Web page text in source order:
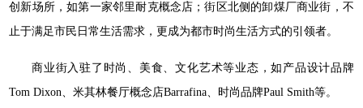
创新场所，如第一家邻里耐克概念店；街区北侧的卸煤厂商业街，不
止于满足市民日常生活需求，更成为都市时尚生活方式的引领者。
商业街入驻了时尚、美食、文化艺术等业态，如产品设计品牌
Tom Dixon、米其林餐厅概念店Barrafina、时尚品牌Paul Smith等。